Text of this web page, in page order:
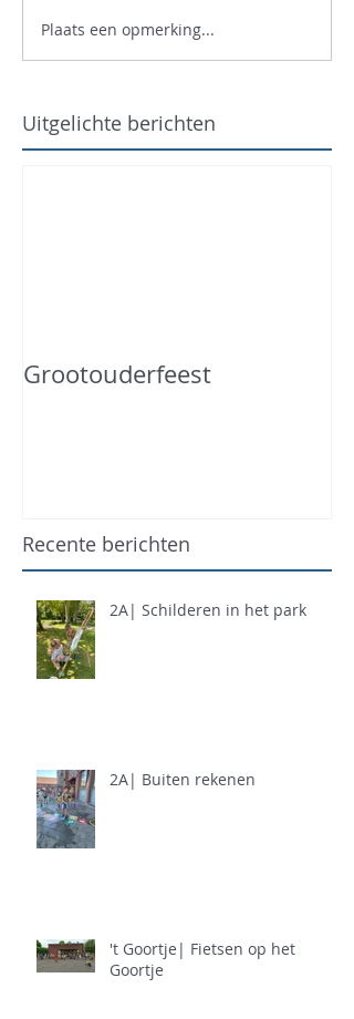
Plaats een opmerking...
Uitgelichte berichten
Grootouderfeest
Recente berichten
2A| Schilderen in het park
2A| Buiten rekenen
't Goortje| Fietsen op het
Goortje